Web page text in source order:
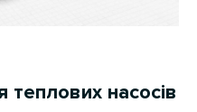
насосів